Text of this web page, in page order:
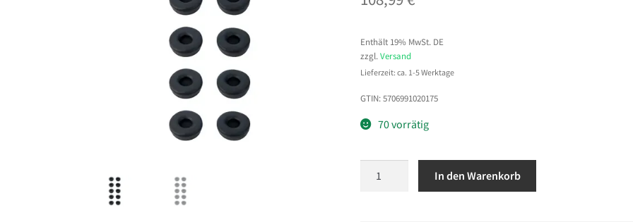
Enthält 19% MwSt. DE
zzgl.Versand
Lieferzeit: ca. 1-5 Werktage
GTIN: 5706991020175
70 vorrätig
In den Warenkorb